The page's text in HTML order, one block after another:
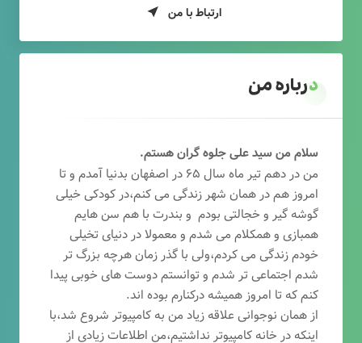
ارتباط با من
درباره من
سلام من سید علی جلوه گران هستم.
من در دهم تیر ماه سال ۶۵ در اصفهان بدنیا آمدم و تا
امروز هم در همان شهر زندگی می کنم،در کودکی خیلی
گوشه گیر و خجالتی بودم و بندرت با هم سن هایم
همبازی و همکلام می شدم و معمولا در دنیای تخیلی
خودم زندگی می کردم،ولی با گذر زمان هرچه بزرگ تر
شدم اجتماعی تر شدم و توانستم دوست های خوبی پیدا
کنم که تا امروز همیشه درکنارم بوده اند.
از همان نوجوانی علاقه زیاد من به کامپیوتر شروع شد،با
اینکه در خانه کامپیوتر نداشتیم،من اطلاعات زیادی از